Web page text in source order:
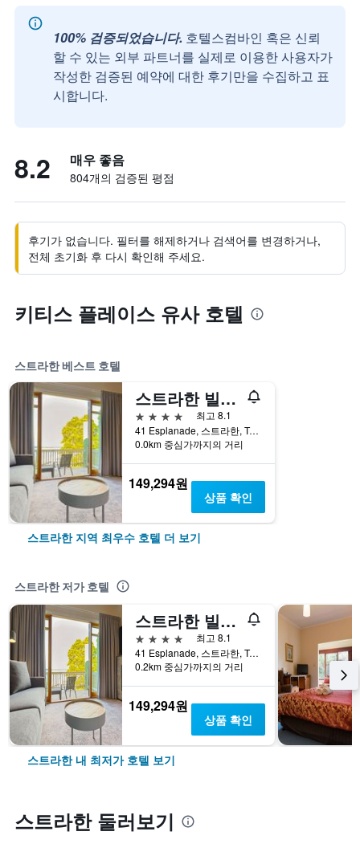
100% 검증되었습니다. 호텔스컴바인 혹은 신뢰
할 수 있는 외부 파트너를 실제로 이용한 사용자가
작성한 검증된 예약에 대한 후기만을 수집하고 표
시합니다.
8.2 매우 좋음
804개의 검증된 평점
후기가 없습니다. 필터를 해제하거나 검색어를 변경하거나,
전체 초기화 후 다시 확인해 주세요.
키티스 플레이스 유사 호텔
스트라한 베스트 호텔
스트라한 빌리지
4성급
최고 8.1
41 Esplanade, 스트라한, TAS, 호주
0.0km 중심가까지의 거리
149,294원
상품 확인
스트라한 지역 최우수 호텔 더 보기
스트라한 저가 호텔
스트라한 빌리지
4성급
최고 8.1
41 Esplanade, 스트라한, TAS, 호주
0.2km 중심가까지의 거리
149,294원
상품 확인
스트라한 내 최저가 호텔 보기
스트라한 둘러보기